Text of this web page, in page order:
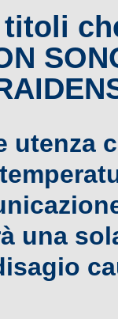
titoli
utenza
una